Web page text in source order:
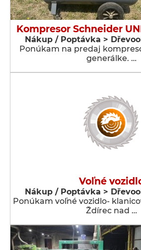
Kompresor Schneider
Nákup / Poptávka >
Ponúkam na predaj
generálke. …
Voľné
Nákup / Poptávka >
Ponúkam voľné vozidlo-
Ždírec nad …